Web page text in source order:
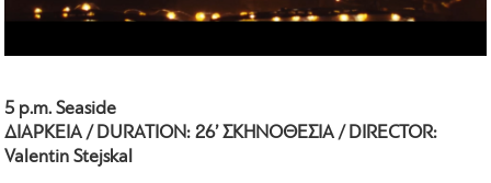
5 p.m. Seaside
ΔΙΑΡΚΕΙΑ / DURATION: 26’ ΣΚΗΝΟΘΕΣΙΑ / DIRECTOR:
Valentin Stejskal